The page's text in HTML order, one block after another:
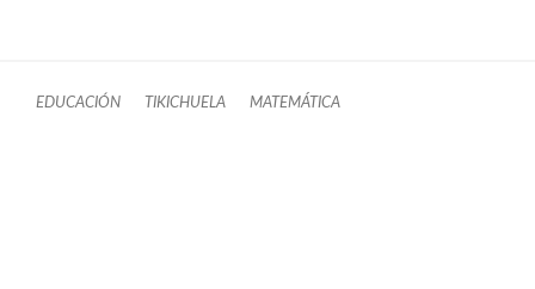
EDUCACIÓN TIKICHUELA MATEMÁTICA